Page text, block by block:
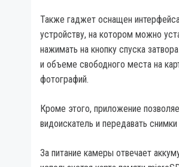
Также гаджет оснащен
устройству, на котором можно
нажимать на кнопку спуска
и объеме свободного места на
фотографий.
Кроме этого, приложение
видоискатель и передавать
За питание камеры отвечает